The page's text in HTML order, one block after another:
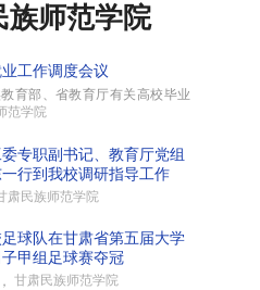
族师范学院
工作调度会议
育部、省教育厅有关高校毕业
范学院
专职副书记、教育厅党组
行到我校调研指导工作
肃民族师范学院
球队在甘肃省第五届大学
甲组足球赛夺冠
甘肃民族师范学院